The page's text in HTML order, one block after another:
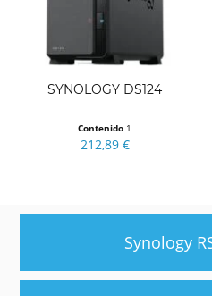
SYNOLOGY DS124
Contenido 1
212,89 €
Synology